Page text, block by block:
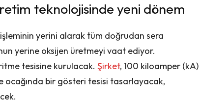
teknolojisinde yeni dönem
yerini alarak tüm doğrudan sera
yerine oksijen üretmeyi vaat ediyor.
tesisine kurulacak. Şirket, 100 kiloamper (kA)
ocağında bir gösteri tesisi tasarlayacak,